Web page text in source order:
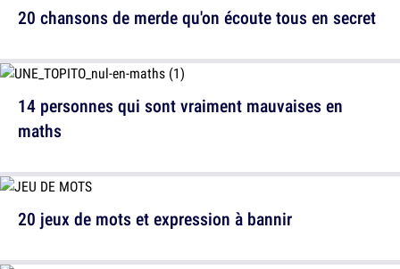
20 chansons de merde qu'on écoute tous en secret
20 jeux de mots et expression à bannir
14 personnes qui sont vraiment mauvaises en
maths